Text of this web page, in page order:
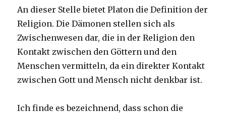
An dieser Stelle bietet Platon die Definition der
Religion. Die Dämonen stellen sich als
Zwischenwesen dar, die in der Religion den
Kontakt zwischen den Göttern und den
Menschen vermitteln, da ein direkter Kontakt
zwischen Gott und Mensch nicht denkbar ist.
Ich finde es bezeichnend, dass schon die